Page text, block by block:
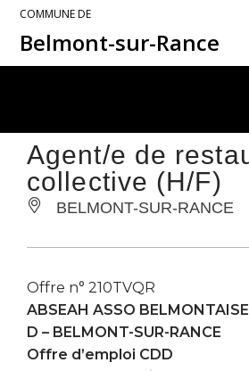
COMMUNE DE
Belmont-sur-Rance
Agent/e de
collective (H/F)
BELMONT-SUR-RANCE
Offre n° 210TVQR
ABSEAH ASSO
D – BELMONT-SUR-RANCE
Offre d’emploi CDD